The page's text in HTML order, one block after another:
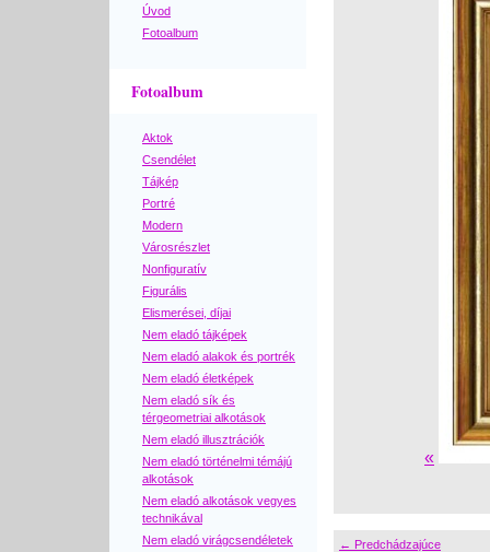
Úvod
Fotoalbum
Fotoalbum
Aktok
Csendélet
Tájkép
Portré
Modern
Városrészlet
Nonfiguratív
Figurális
Elismerései, díjai
Nem eladó tájképek
Nem eladó alakok és portrék
Nem eladó életképek
Nem eladó sík és
térgeometriai alkotások
Nem eladó illusztrációk
Nem eladó történelmi témájú
alkotások
Nem eladó alkotások vegyes
technikával
Nem eladó virágcsendéletek
«
← Predchádzajúce